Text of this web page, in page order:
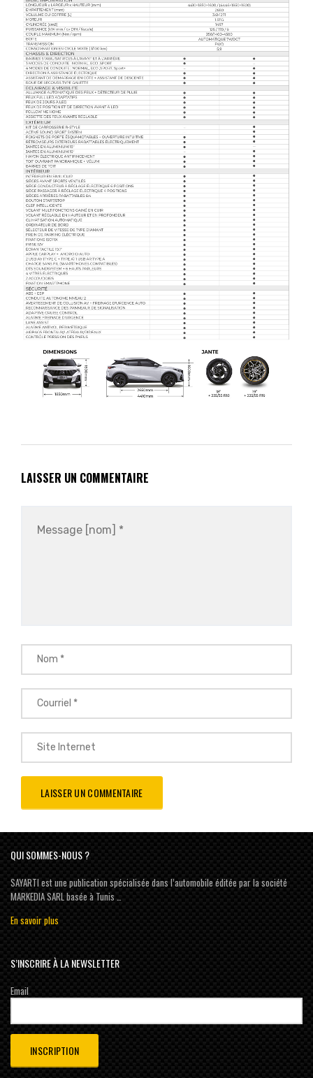
LAISSER UN COMMENTAIRE
QUI SOMMES-NOUS ?
SAYARTI est une publication spécialisée dans l’automobile éditée par la société
MARKEDIA SARL basée à Tunis …
En savoir plus
S’INSCRIRE À LA NEWSLETTER
Email